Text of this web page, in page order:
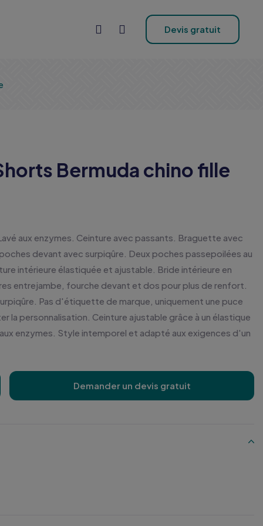
Devis gratuit
Bermuda chino fille
aux enzymes. Ceinture avec passants. Braguette avec
devant avec surpiqûre. Deux poches passepoilées au
intérieure élastiquée et ajustable. Bride intérieure en
entrejambe, fourche devant et dos pour plus de renfort.
Pas d'étiquette de marque, uniquement une puce
la personnalisation. Ceinture ajustable grâce à un élastique
enzymes. Style intemporel et adapté aux exigences d'un
Demander un devis gratuit